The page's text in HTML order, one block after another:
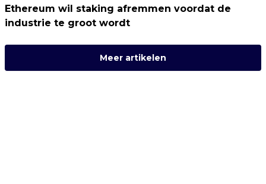
Ethereum wil staking afremmen voordat de
industrie te groot wordt
Meer artikelen